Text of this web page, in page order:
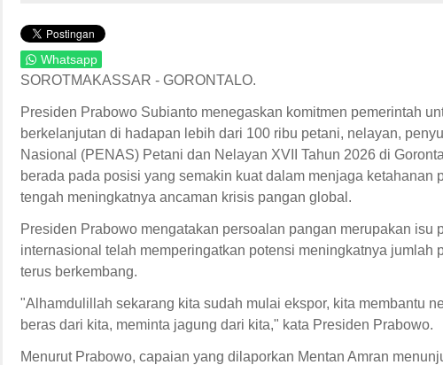
Whatsapp
SOROTMAKASSAR - GORONTALO.
Presiden Prabowo Subianto menegaskan komitmen pemerintah
berkelanjutan di hadapan lebih dari 100 ribu petani, nelayan,
Nasional (PENAS) Petani dan Nelayan XVII Tahun 2026 di
berada pada posisi yang semakin kuat dalam menjaga
tengah meningkatnya ancaman krisis pangan global.
Presiden Prabowo mengatakan persoalan pangan merupakan
internasional telah memperingatkan potensi meningkatnya
terus berkembang.
"Alhamdulillah sekarang kita sudah mulai ekspor, kita membantu
beras dari kita, meminta jagung dari kita," kata Presiden Prabowo.
Menurut Prabowo, capaian yang dilaporkan Mentan Amran